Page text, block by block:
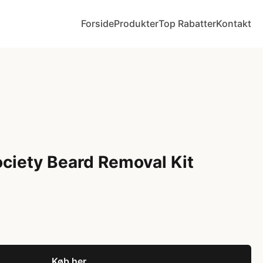
ForsideProdukterTop RabatterKontakt
Beard Removal Kit